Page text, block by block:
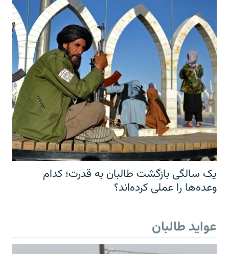
یک سالگی بازگشت طالبان به قدرت؛ کدام
وعده‌ها را عملی کرده‌اند؟
عواید طالبان